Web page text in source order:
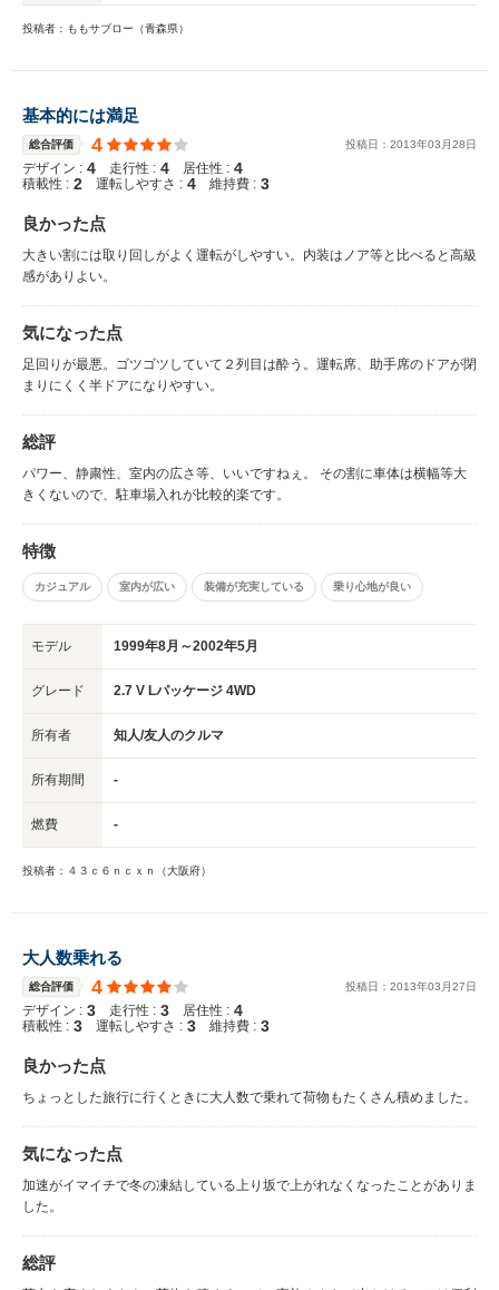
投稿者：ももサブロー（青森県）
基本的には満足
総合評価 4 投稿日： 2013年03 月28日
デザイン : 4 走行性 : 4 居住性 : 4
積載性 : 2 運転しやすさ : 4 維持費 : 3
良かった点
大きい割には取り回しがよく運転がしやすい。内装はノア等と比べると高級
感がありよい。
気になった点
足回りが最悪。ゴツゴツしていて２列目は酔う。運転席、助手席のドアが閉
まりにくく半ドアになりやすい。
総評
パワー、静粛性、室内の広さ等、いいですねぇ。 その割に車体は横幅等大
きくないので、駐車場入れが比較的楽です。
特徴
カジュアル 室内が広い 装備が充実している 乗り心地が良い
モデル 1999年8月～2002年5月
グレード 2.7 V Lパッケージ 4WD
所有者 知人/友人のクルマ
所有期間 -
燃費 -
投稿者：４３ｃ６ｎｃｘｎ（大阪府）
大人数乗れる
総合評価 4 投稿日： 2013年03 月27日
デザイン : 3 走行性 : 3 居住性 : 4
積載性 : 3 運転しやすさ : 3 維持費 : 3
良かった点
ちょっとした旅行に行くときに大人数で乗れて荷物もたくさん積めました。
気になった点
加速がイマイチで冬の凍結している上り坂で上がれなくなったことがありま
した。
総評